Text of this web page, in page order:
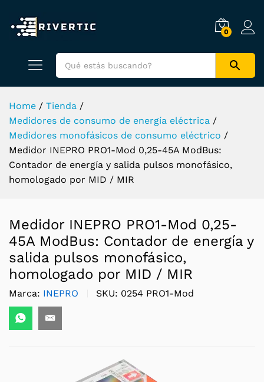
0
Home / Tienda /
Medidores de consumo de energía eléctrica /
Medidores monofásicos de consumo eléctrico /
Medidor INEPRO PRO1-Mod 0,25-45A ModBus:
Contador de energía y salida pulsos monofásico,
homologado por MID / MIR
Medidor INEPRO PRO1-Mod 0,25-
45A ModBus: Contador de energía y
salida pulsos monofásico,
homologado por MID / MIR
Marca: INEPRO SKU: 0254 PRO1-Mod